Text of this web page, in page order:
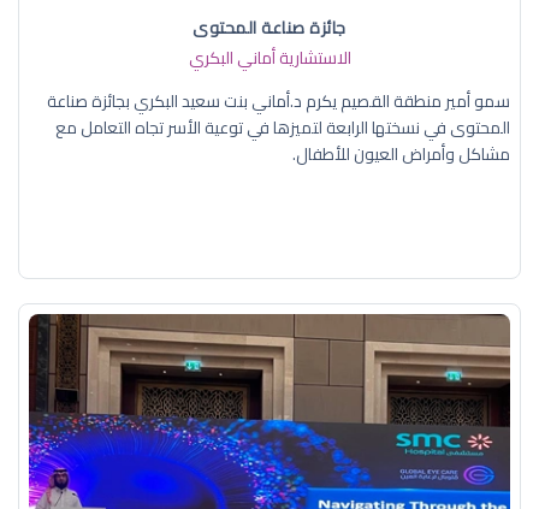
جائزة صناعة المحتوى
الاستشارية أماني البكري
سمو أمير منطقة القصيم يكرم د.أماني بنت سعيد البكري بجائزة صناعة
المحتوى في نسختها الرابعة لتميزها في توعية الأسر تجاه التعامل مع
مشاكل وأمراض العيون للأطفال.